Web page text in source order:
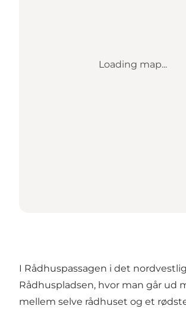
Loading map...
I Rådhuspassagen i det
Rådhuspladsen, hvor man går ud
mellem selve rådhuset og et